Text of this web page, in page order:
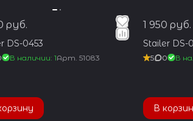
руб.
DS-0453
В наличии: 1Арт.51083
1 950 руб.
Stailer DS-
5 0 В
В